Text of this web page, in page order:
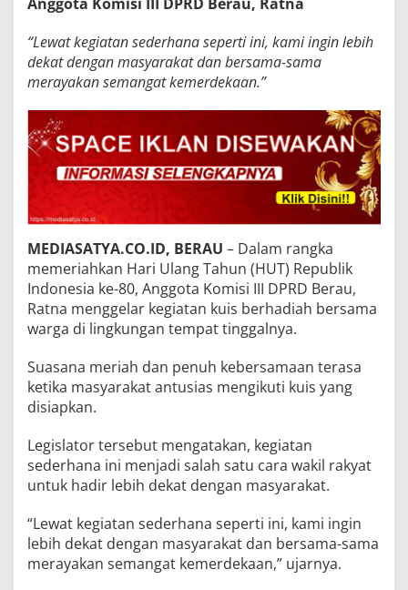
“Lewat kegiatan sederhana seperti ini, kami ingin lebih
dekat dengan masyarakat dan bersama-sama
merayakan semangat kemerdekaan.”
MEDIASATYA.CO.ID, BERAU – Dalam rangka
memeriahkan Hari Ulang Tahun (HUT) Republik
Indonesia ke-80, Anggota Komisi III DPRD Berau,
Ratna menggelar kegiatan kuis berhadiah bersama
warga di lingkungan tempat tinggalnya.
Suasana meriah dan penuh kebersamaan terasa
ketika masyarakat antusias mengikuti kuis yang
disiapkan.
Legislator tersebut mengatakan, kegiatan
sederhana ini menjadi salah satu cara wakil rakyat
untuk hadir lebih dekat dengan masyarakat.
“Lewat kegiatan sederhana seperti ini, kami ingin
lebih dekat dengan masyarakat dan bersama-sama
merayakan semangat kemerdekaan,” ujarnya.